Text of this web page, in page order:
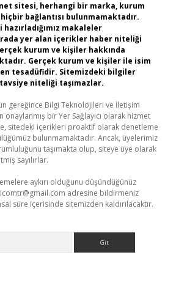
sitesi, herhangi bir marka, kurum
bağlantısı bulunmamaktadır.
makaleler
yer alan içerikler haber niteliği
kurum ve kişiler hakkında
Gerçek kurum ve kişiler ile isim
tesadüfidir. Sitemizdeki bilgiler
niteliği taşımazlar.
gereğince Bilgi Teknolojileri ve İletişim
onaylanmış bir Yer Sağlayıcı olarak hizmet
sitedeki içerikleri proaktif olarak denetleme
bulunmamaktadır. Ancak, üyelerimiz
taşımakta olup, siteye üye olarak
sayılırlar.
aykırı olduğunu düşündüğünüz
adresine bildirmeniz
süre içerisinde sitemizden kaldırılacaktır.